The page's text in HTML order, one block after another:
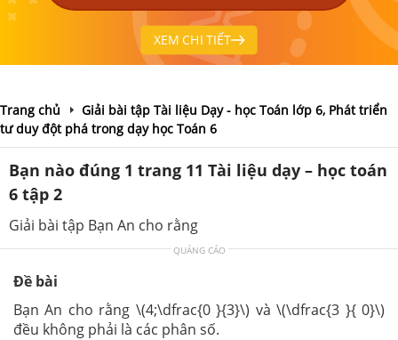
XEM CHI TIẾT
Trang chủ
Giải bài tập Tài liệu Dạy - học Toán lớp 6, Phát triển
tư duy đột phá trong dạy học Toán 6
Bạn nào đúng 1 trang 11 Tài liệu dạy – học toán
6 tập 2
Giải bài tập Bạn An cho rằng
QUẢNG CÁO
Đề bài
Bạn An cho rằng \(4;\dfrac{0 }{3}\) và \(\dfrac{3 }{ 0}\)
đều không phải là các phân số.